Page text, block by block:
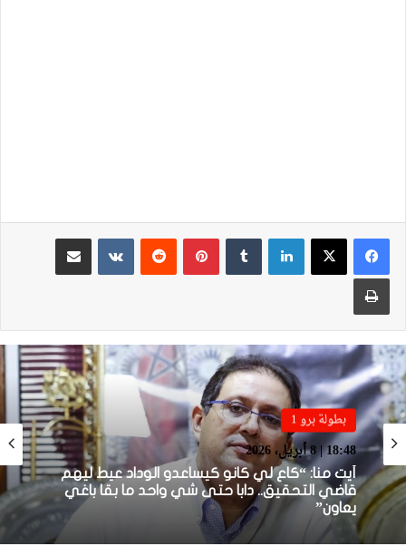
لينكدإن بينتيريست
مشاركة عبر البريد
طباعة
بطولة برو 1
18:48 | 8 أبريل، 2026
بطولة برو 1
22:23 | 6 أبريل، 2026
توالي النتائج السلبية يلاحق الوداد الرياضي بعد
تعادل جديد أمام الدفاع الحسني الجديدي